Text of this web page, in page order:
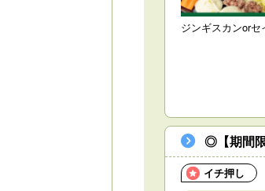
ジンギスカンor
◎【期間
イチ押し